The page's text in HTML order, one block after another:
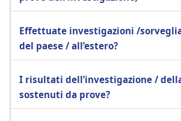
Effettuate investigazioni /
del paese / all’estero?
I risultati dell’investigazione /
sostenuti da prove?